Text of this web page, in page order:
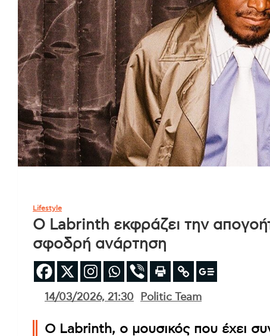
Lifestyle
Ο Labrinth εκφράζει την
σφοδρή ανάρτηση
14/03/2026, 21:30 Politic Team
Ο Labrinth, ο μουσικός που έχει